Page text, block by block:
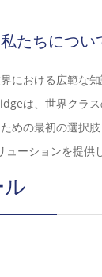
私たちについ
における広範な
は、世界クラ
めの最初の選択
ューションを提供